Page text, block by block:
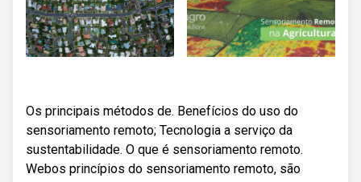
Os principais métodos de. Benefícios do uso do
sensoriamento remoto; Tecnologia a serviço da
sustentabilidade. O que é sensoriamento remoto.
Webos princípios do sensoriamento remoto, são